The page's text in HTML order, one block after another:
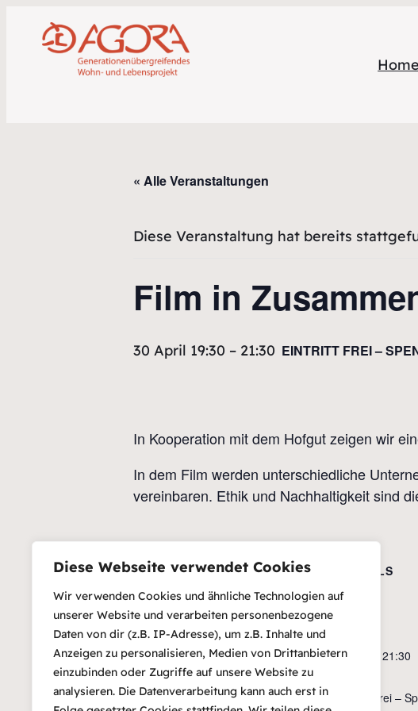
Diese Webseite verwendet Cookies
Wir verwenden Cookies und ähnliche Technologien auf
unserer Website und verarbeiten personenbezogene
Daten von dir (z.B. IP-Adresse), um z.B. Inhalte und
Anzeigen zu personalisieren, Medien von Drittanbietern
einzubinden oder Zugriffe auf unsere Website zu
analysieren. Die Datenverarbeitung kann auch erst in
« Alle Veranstaltungen
Diese Veranstaltung hat bereits
Film in
30 April 19:30 – 21:30 EINTRITT FREI –
In Kooperation mit dem Hofgut zeigen wir
In dem Film werden unterschiedliche
vereinbaren. Ethik und Nachhaltigkeit sind
Zum Kalender hinzufügen
DETAILS
Datum:
19:30 – 21:30
Eintritt frei –